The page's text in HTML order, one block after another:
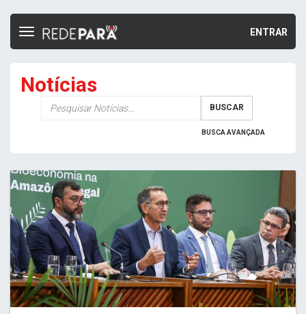
ENTRAR
Toggle
Notícias
BUSCAR
BUSCA AVANÇADA